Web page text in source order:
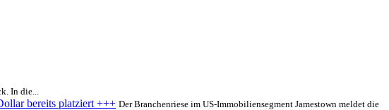
In die...
bereits platziert +++ Der Branchenriese im US-Immobiliensegment Jamestown meldet die